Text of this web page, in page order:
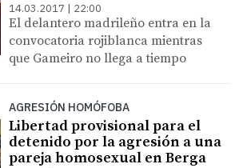
14.03.2017 | 22:00
El delantero madrileño entra en la
convocatoria rojiblanca mientras
que Gameiro no llega a tiempo
AGRESIÓN HOMÓFOBA
Libertad provisional para el
detenido por la agresión a una
pareja homosexual en Berga